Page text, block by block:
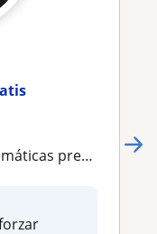
básico a IV* Medio